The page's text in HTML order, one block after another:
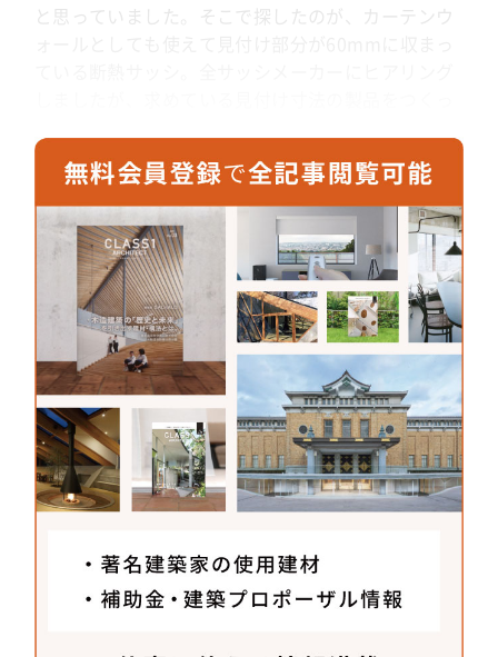
と思っていました。そこで探したのが、カーテンウ
す。「ARM-S」シリーズはアルミサッシの見付けと
見込みの間に樹脂が入っている製品があり、そちら
は、断熱性能はもちろんのこと、結露もしていませ
ん。
三協立山株式会社 三協アルミ社
〒164-8503
東京都中野区中央1-38-1 住友中野坂上ビル2
0F（営業開発部）
TEL：03-5348-0360
FAX：03-5348-0407
MAIL： alumi.st-grp.co.jp/inquiry/index.ht
URL：www.arm-s.net/